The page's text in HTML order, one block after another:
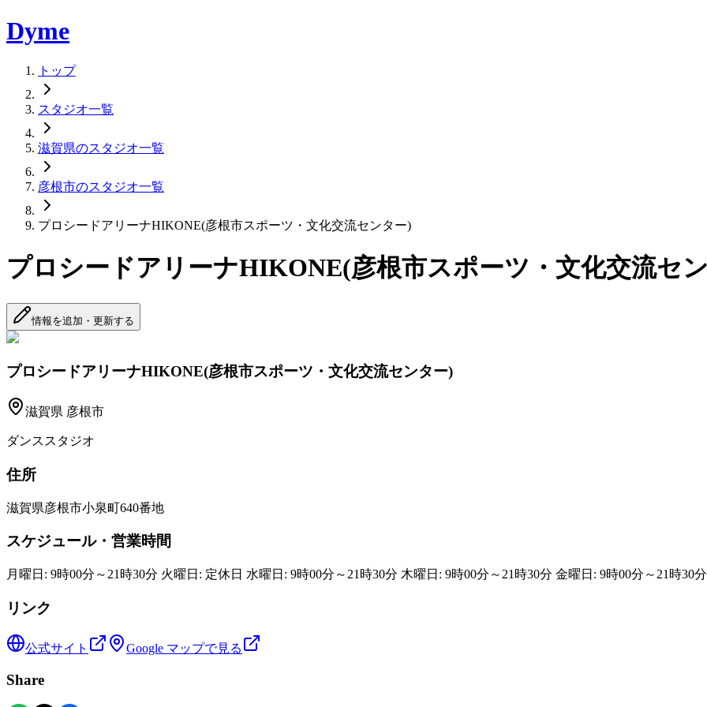
Dyme
トップ
スタジオ一覧
滋賀県のスタジオ一覧
彦根市のスタジオ一覧
プロシードアリーナHIKONE(彦根市スポーツ・文化交流センター)
プロシードアリーナHIKONE(彦根市スポーツ・文化交流セ
情報を追加・更新する
プロシードアリーナHIKONE(彦根市スポーツ・文化交流センター)
滋賀県 彦根市
ダンススタジオ
住所
滋賀県彦根市小泉町640番地
スケジュール・営業時間
月曜日: 9時00分～21時30分 火曜日: 定休日 水曜日: 9時00分～21時30分 木曜日: 9時00分～21時30分 金曜日: 9時00分～21時30
リンク
公式サイト Google マップで見る
Share